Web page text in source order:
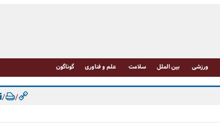
ورزشی بین الملل سلامت علم و فناوری گوناگون
/
/